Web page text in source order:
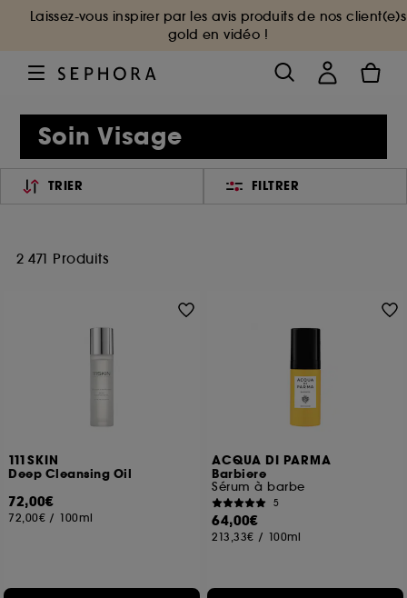
Laissez-vous inspirer par les avis produits de nos client(e)s
gold en vidéo !
Soin Visage
TRIER FILTRER
2 471 Produits
111SKIN
Deep Cleansing Oil
72,00€
72,00€ / 100ml
ACQUA DI PARMA
Barbiere
Sérum à barbe
5
64,00€
213,33€ / 100ml